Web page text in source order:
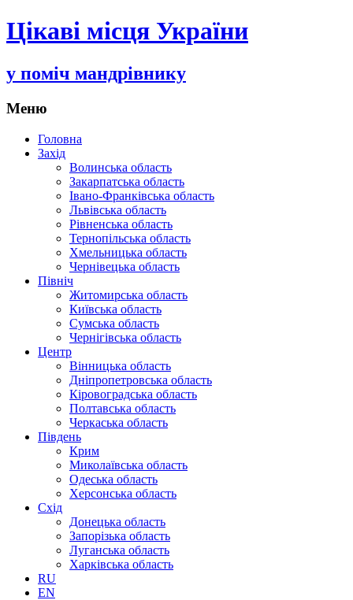
Цікаві місця України
у поміч мандрівнику
Меню
Переміститись
Головна
Захід
Волинська область
Закарпатська область
Івано-Франківська область
Львівська область
Рівненська область
Тернопільська область
Хмельницька область
Чернівецька область
Північ
Житомирська область
Київська область
Сумська область
Чернігівська область
Центр
Вінницька область
Дніпропетровська область
Кіровоградська область
Полтавська область
Черкаська область
Південь
Крим
Миколаївська область
Одеська область
Херсонська область
Схід
Донецька область
Запорізька область
Луганська область
Харківська область
RU
EN